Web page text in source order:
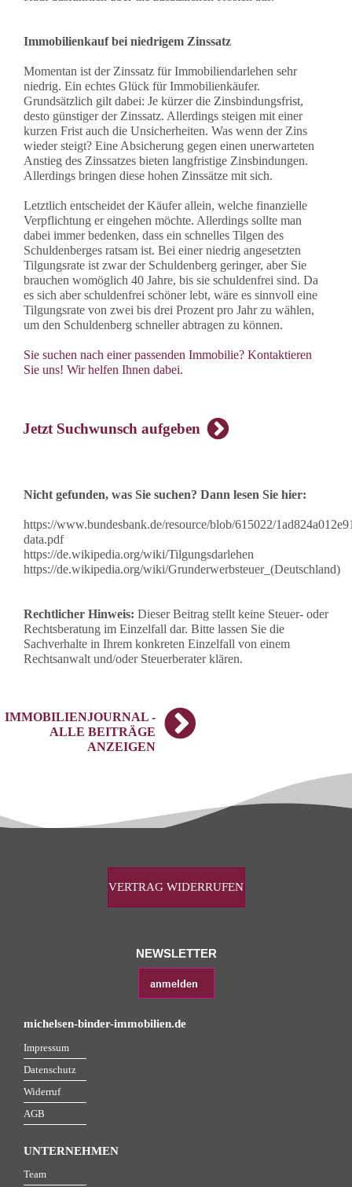
Immobilienkauf bei niedrigem Zinssatz
Momentan ist der Zinssatz für Immobiliendarlehen sehr
niedrig. Ein echtes Glück für Immobilienkäufer.
Grundsätzlich gilt dabei: Je kürzer die Zinsbindungsfrist,
desto günstiger der Zinssatz. Allerdings steigen mit einer
kurzen Frist auch die Unsicherheiten. Was wenn der Zins
wieder steigt? Eine Absicherung gegen einen unerwarteten
Anstieg des Zinssatzes bieten langfristige Zinsbindungen.
Allerdings bringen diese hohen Zinssätze mit sich.
Letztlich entscheidet der Käufer allein, welche finanzielle
Verpflichtung er eingehen möchte. Allerdings sollte man
dabei immer bedenken, dass ein schnelles Tilgen des
Schuldenberges ratsam ist. Bei einer niedrig angesetzten
Tilgungsrate ist zwar der Schuldenberg geringer, aber Sie
brauchen womöglich 40 Jahre, bis sie schuldenfrei sind. Da
es sich aber schuldenfrei schöner lebt, wäre es sinnvoll eine
Tilgungsrate von zwei bis drei Prozent pro Jahr zu wählen,
um den Schuldenberg schneller abtragen zu können.
Sie suchen nach einer passenden Immobilie? Kontaktieren
Sie uns! Wir helfen Ihnen dabei.
Jetzt Suchwunsch aufgeben
Nicht gefunden, was Sie suchen? Dann lesen Sie hier:
https://www.bundesbank.de/resource/blob/615022/
data.pdf
https://de.wikipedia.org/wiki/Tilgungsdarlehen
https://de.wikipedia.org/wiki/Grunderwerbsteuer_(Deutschland)
Rechtlicher Hinweis: Dieser Beitrag stellt keine Steuer- oder
Rechtsberatung im Einzelfall dar. Bitte lassen Sie die
Sachverhalte in Ihrem konkreten Einzelfall von einem
Rechtsanwalt und/oder Steuerberater klären.
IMMOBILIENJOURNAL -
ALLE BEITRÄGE
ANZEIGEN
VERTRAG WIDERRUFEN
NEWSLETTER
michelsen-binder-immobilien.de
Impressum
Datenschutz
Widerruf
AGB
UNTERNEHMEN
Team